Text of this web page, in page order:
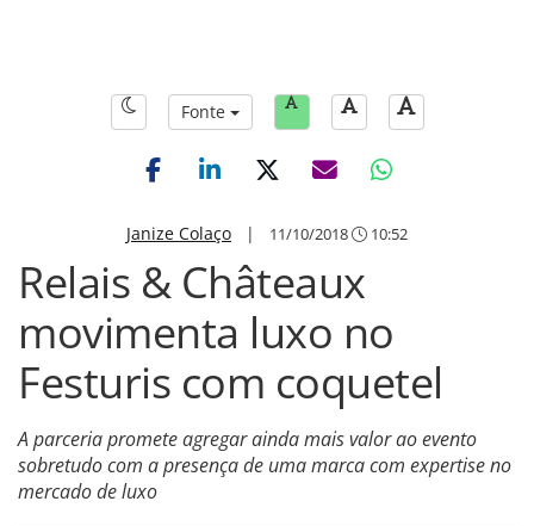
Fonte
Janize Colaço | 11/10/2018 10:52
Relais & Châteaux
movimenta luxo no
Festuris com coquetel
A parceria promete agregar ainda mais valor ao evento
sobretudo com a presença de uma marca com expertise no
mercado de luxo